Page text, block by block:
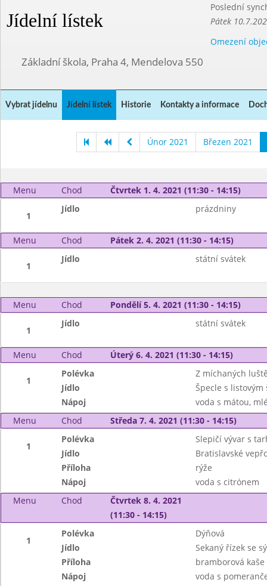
Jídelní lístek
Poslední
Pátek
Omezení
Základní škola, Praha 4, Mendelova 550
Vybrat jídelnu Jídelní lístek Historie Kontakty a informace
Únor 2021 Březen 2021
Menu Chod Čtvrtek 1. 4. 2021 (11:30 - 14:15)
1
Jídlo prázdniny
Menu Chod Pátek 2. 4. 2021 (11:30 - 14:15)
1
Jídlo státní svátek
Menu Chod Pondělí 5. 4. 2021 (11:30 - 14:15)
1
Jídlo státní svátek
Menu Chod Úterý 6. 4. 2021 (11:30 - 14:15)
1
Polévka
Z míchaných
Jídlo
Špecle s
Nápoj
voda s mátou,
Menu
Chod Středa 7. 4. 2021 (11:30 - 14:15)
1
Polévka
Slepičí vývar s
Jídlo
Bratislavské
Příloha
rýže
Nápoj
voda s citrónem
Menu
Chod
Čtvrtek 8. 4. 2021
(11:30 - 14:15)
1
Polévka
Dýňová
Jídlo
Sekaný řízek se
Příloha
bramborová kaše
Nápoj
voda s